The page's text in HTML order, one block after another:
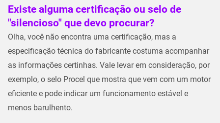
Existe alguma certificação ou selo de
"silencioso" que devo procurar?
Olha, você não encontra uma certificação, mas a
especificação técnica do fabricante costuma acompanhar
as informações certinhas. Vale levar em consideração, por
exemplo, o selo Procel que mostra que vem com um motor
eficiente e pode indicar um funcionamento estável e
menos barulhento.